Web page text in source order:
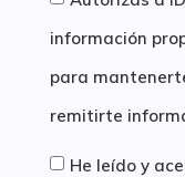
información
para
remitirte
He leído y